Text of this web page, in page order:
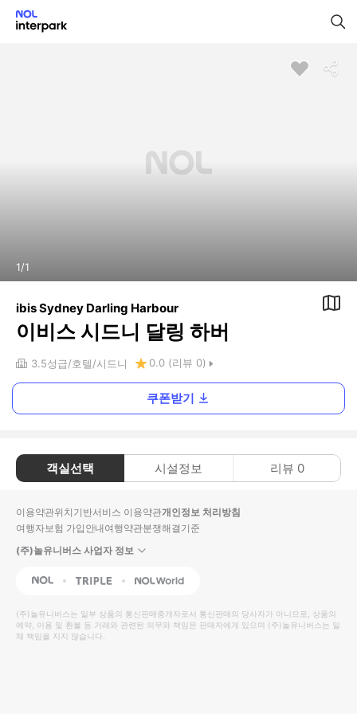
1/1
ibis Sydney Darling Harbour
이비스 시드니 달링 하버
3.5성급 호텔 시드니 0.0 (리뷰 0)
쿠폰받기
객실선택 시설정보 리뷰 0
이용약관위치기반서비스 이용약관개인정보 처리방침
여행자보험 가입안내여행약관분쟁해결기준
(주)놀유니버스 사업자 정보
NOL Triple Interpark Global
(주)놀유니버스는 일부 상품의 통신판매중개자로서 통신판매의 당사자가 아니므로, 상품의
예약, 이용 및 환불 등 거래와 관련된 의무와 책임은 판매자에게 있으며 (주)놀유니버스는 일
체 책임을 지지 않습니다.